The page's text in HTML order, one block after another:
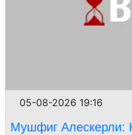
05-08-2026 19:16
Мушфиг Алескерли: